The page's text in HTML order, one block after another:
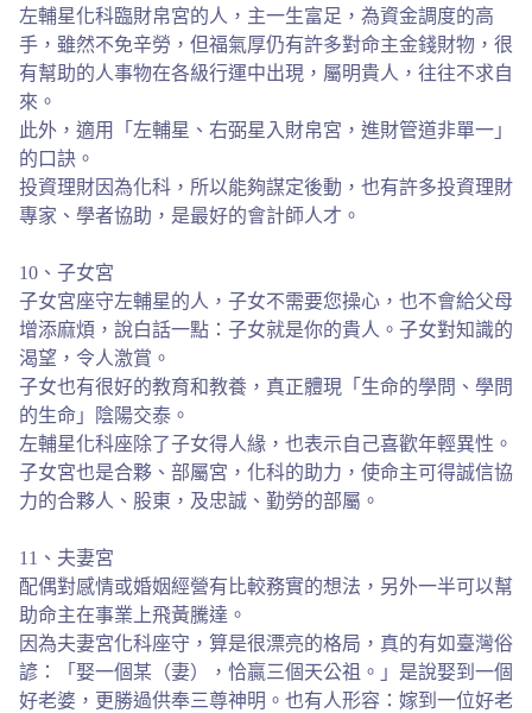
左輔星化科臨財帛宮的人，主一生富足，為資金調度的高
手，雖然不免辛勞，但福氣厚仍有許多對命主金錢財物，很
有幫助的人事物在各級行運中出現，屬明貴人，往往不求自
來。
此外，適用「左輔星、右弼星入財帛宮，進財管道非單一」
的口訣。
投資理財因為化科，所以能夠謀定後動，也有許多投資理財
專家、學者協助，是最好的會計師人才。
10、子女宮
子女宮座守左輔星的人，子女不需要您操心，也不會給父母
增添麻煩，說白話一點：子女就是你的貴人。子女對知識的
渴望，令人激賞。
子女也有很好的教育和教養，真正體現「生命的學問、學問
的生命」陰陽交泰。
左輔星化科座除了子女得人緣，也表示自己喜歡年輕異性。
子女宮也是合夥、部屬宮，化科的助力，使命主可得誠信協
力的合夥人、股東，及忠誠、勤勞的部屬。
11、夫妻宮
配偶對感情或婚姻經營有比較務實的想法，另外一半可以幫
助命主在事業上飛黃騰達。
因為夫妻宮化科座守，算是很漂亮的格局，真的有如臺灣俗
諺：「娶一個某（妻），恰贏三個天公祖。」是說娶到一個
好老婆，更勝過供奉三尊神明。也有人形容：嫁到一位好老